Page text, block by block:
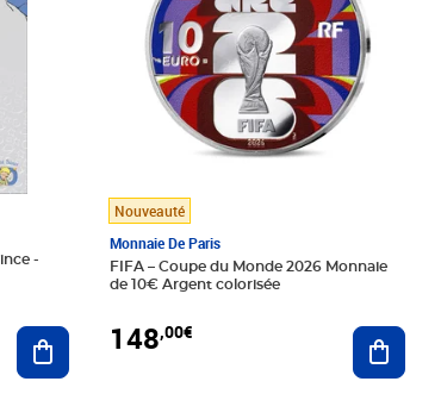
-
Ajouter au panier
Nouveauté
Monnaie De Paris
FIFA – Coupe du Monde 2026 Monnaie
de 10€ Argent colorisée
148,00€